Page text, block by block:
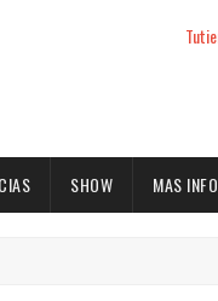
SHOW MAS INFO